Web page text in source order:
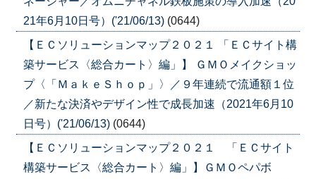
21年6月10日号）('21/06/13) (0644)
【ＥＣソリューションマップ２０２１ 「ＥＣサイト構
築サービス〈総合カート〉編」】 ＧＭＯメイクショッ
プ〈「ＭａｋｅＳｈｏｐ」〉／９年連続で流通額１位
／新たな決済やデザイン性で成長加速（2021年6月10
日号）('21/06/13) (0644)
【ＥＣソリューションマップ２０２１ 「ＥＣサイト
構築サービス〈総合カート〉編」】ＧＭＯペパボ